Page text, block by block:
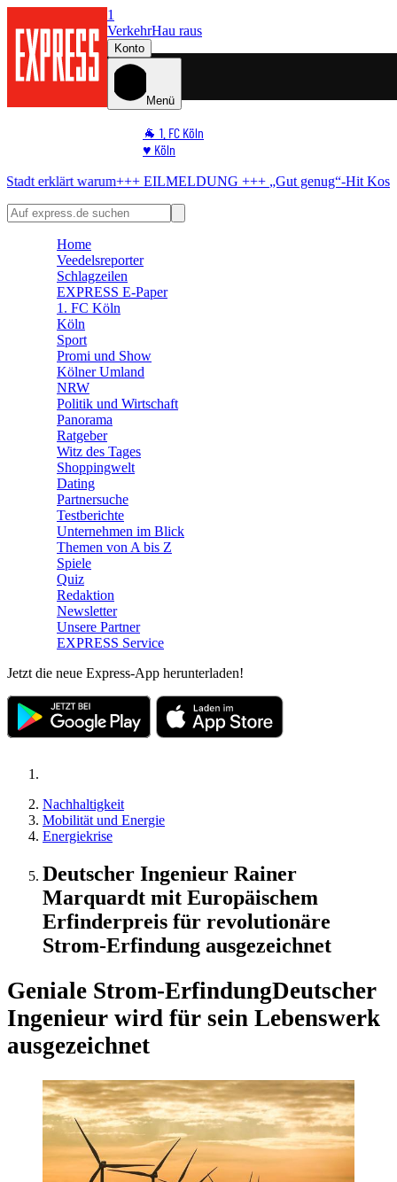
1
VerkehrHau raus
Konto
Menü
🐐 1. FC Köln
♥️ Köln
🏆 Sport
+++ EILMELDUNG +++„Gut genug“-HitKostenlos-Konzert in
Home
Veedelsreporter
Schlagzeilen
EXPRESS E-Paper
1. FC Köln
Köln
Sport
Promi und Show
Kölner Umland
NRW
Politik und Wirtschaft
Panorama
Ratgeber
Witz des Tages
Shoppingwelt
Dating
Partnersuche
Testberichte
Unternehmen im Blick
Themen von A bis Z
Spiele
Quiz
Redaktion
Newsletter
Unsere Partner
EXPRESS Service
Jetzt die neue Express-App herunterladen!
Nachhaltigkeit
Mobilität und Energie
Energiekrise
Deutscher Ingenieur Rainer
Marquardt mit Europäischem
Erfinderpreis für revolutionäre
Strom-Erfindung ausgezeichnet
Geniale Strom-ErfindungDeutscher
Ingenieur wird für sein Lebenswerk
ausgezeichnet